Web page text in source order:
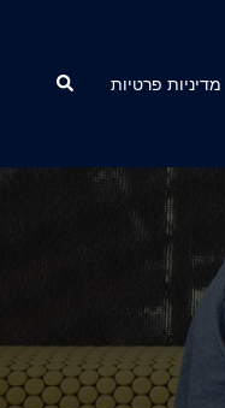
מדיניות פרטיות Search